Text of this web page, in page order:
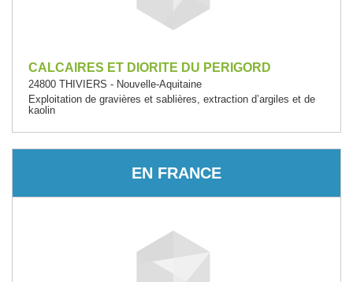
CALCAIRES ET DIORITE DU PERIGORD
24800 THIVIERS - Nouvelle-Aquitaine
Exploitation de gravières et sablières, extraction d’argiles et de
kaolin
EN FRANCE